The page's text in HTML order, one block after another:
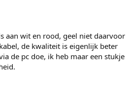
aan wit en rood, geel niet daarvoor
de kwaliteit is eigenlijk beter
de pc doe, ik heb maar een stukje